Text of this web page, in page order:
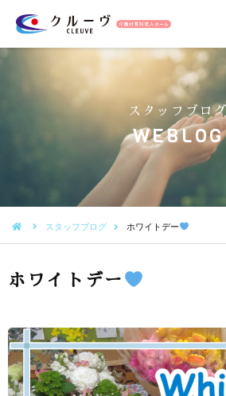
スタッフブロ
WEBLOG
スタッフブログ ホワイトデー
ホワイトデー